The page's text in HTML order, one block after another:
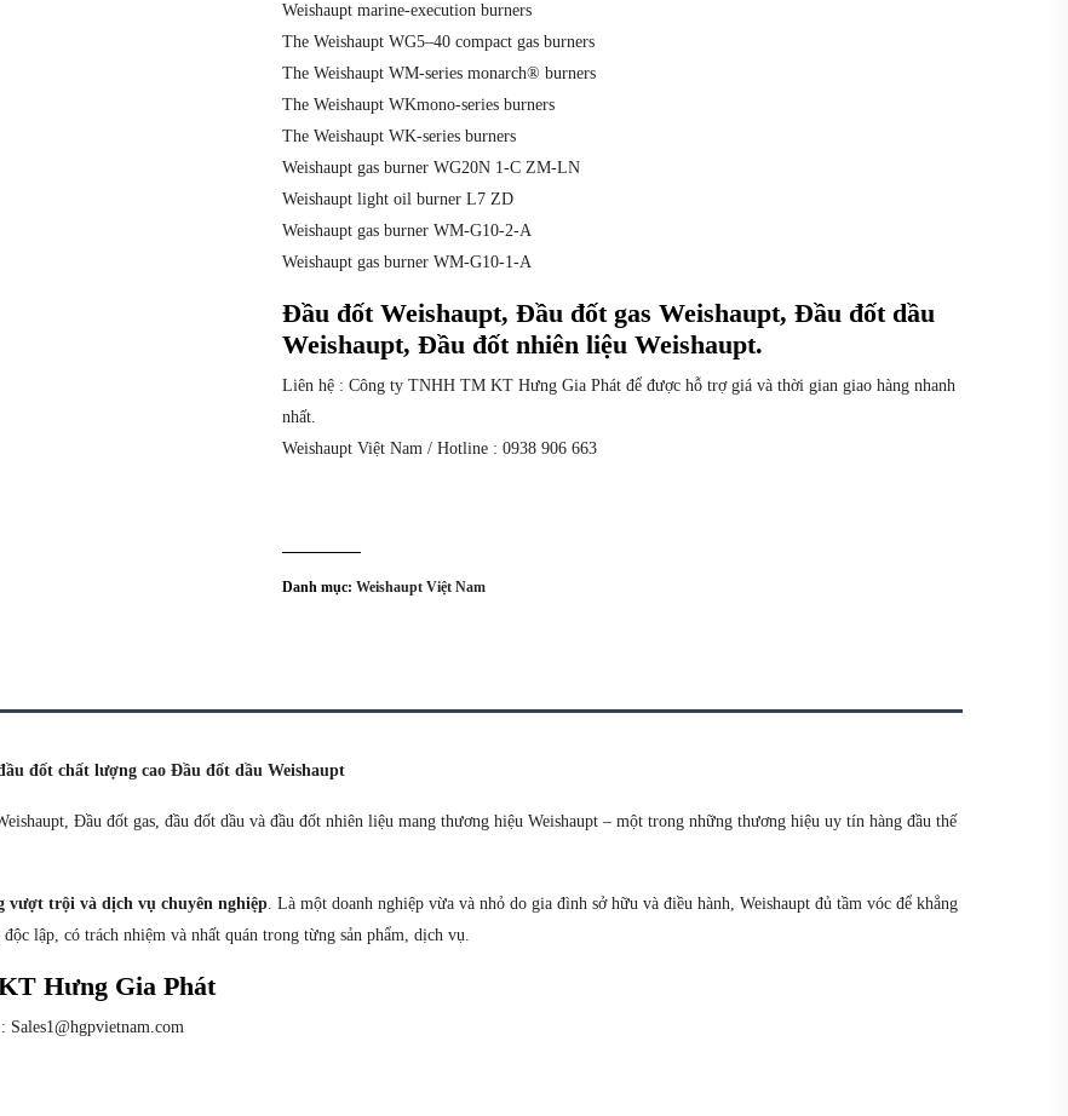
Weishaupt marine-execution burners
The Weishaupt WG5–40 compact gas burners
The Weishaupt WM-series monarch® burners
The Weishaupt WKmono-series burners
The Weishaupt WK-series burners
Weishaupt gas burner WG20N 1-C ZM-LN
Weishaupt light oil burner L7 ZD
Weishaupt gas burner WM-G10-2-A
Weishaupt gas burner WM-G10-1-A
Đầu đốt Weishaupt, Đầu đốt gas Weishaupt, Đầu đốt dầu
Weishaupt, Đầu đốt nhiên liệu Weishaupt.
Liên hệ : Công ty TNHH TM KT Hưng Gia Phát để được hỗ trợ giá và thời gian giao hàng nhanh
nhất.
Weishaupt Việt Nam / Hotline : 0938 906 663
Danh mục:Weishaupt Việt Nam
đốt chất lượng cao Đầu đốt dầu Weishaupt
Đầu đốt gas, đầu đốt dầu và đầu đốt nhiên liệu mang thương hiệu Weishaupt – một trong những thương hiệu uy tín hàng đầu thế
vượt trội và dịch vụ chuyên nghiệp. Là một doanh nghiệp vừa và nhỏ do gia đình sở hữu và điều hành, Weishaupt đủ tầm vóc để khẳng
lập, có trách nhiệm và nhất quán trong từng sản phẩm, dịch vụ.
Hưng Gia Phát